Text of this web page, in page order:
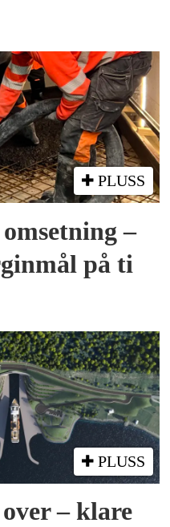
PLUSS
–
på ti
PLUSS
– klare